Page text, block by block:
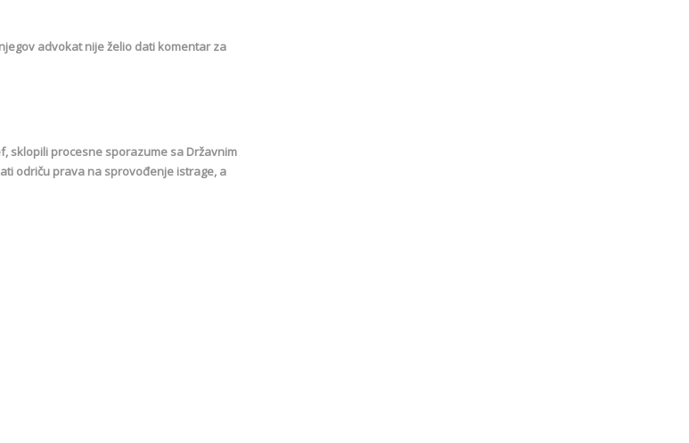
advokat nije želio dati komentar za
sklopili procesne sporazume sa Državnim
odriču prava na sprovođenje istrage, a